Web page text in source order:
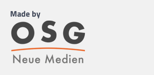
Made by